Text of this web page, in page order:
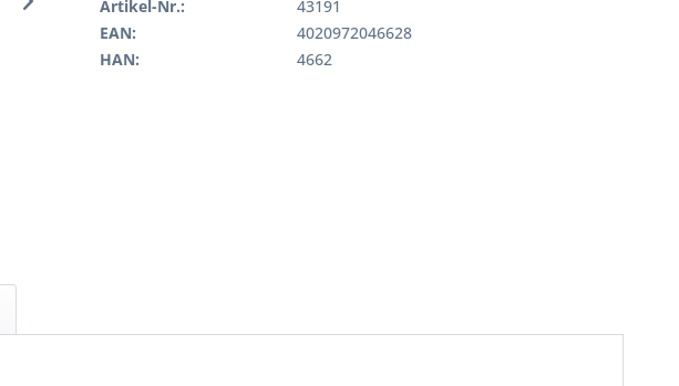
Artikel-Nr.:
43191
EAN:
4020972046628
HAN:
4662